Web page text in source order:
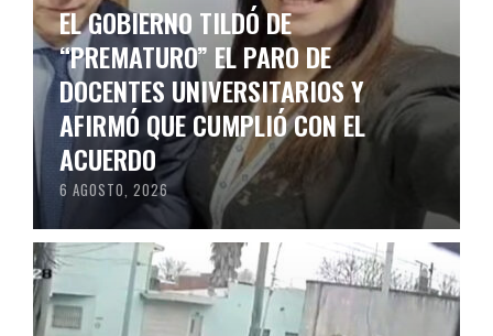
EL GOBIERNO TILDÓ DE
“PREMATURO” EL PARO DE
DOCENTES UNIVERSITARIOS Y
AFIRMÓ QUE CUMPLIÓ CON EL
ACUERDO
6 AGOSTO, 2026